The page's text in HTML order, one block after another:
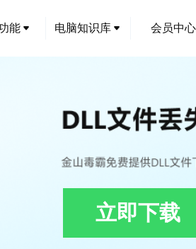
能 电脑知识库 会员中心
立即下载